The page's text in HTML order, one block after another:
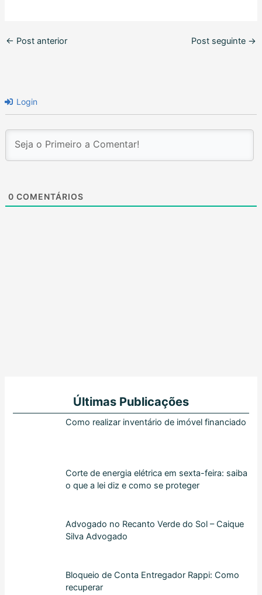
← Post anterior Post seguinte →
Login
0 COMENTÁRIOS
Últimas Publicações
Como realizar inventário de imóvel financiado
Corte de energia elétrica em sexta-feira: saiba
o que a lei diz e como se proteger
Advogado no Recanto Verde do Sol – Caique
Silva Advogado
Bloqueio de Conta Entregador Rappi: Como
recuperar